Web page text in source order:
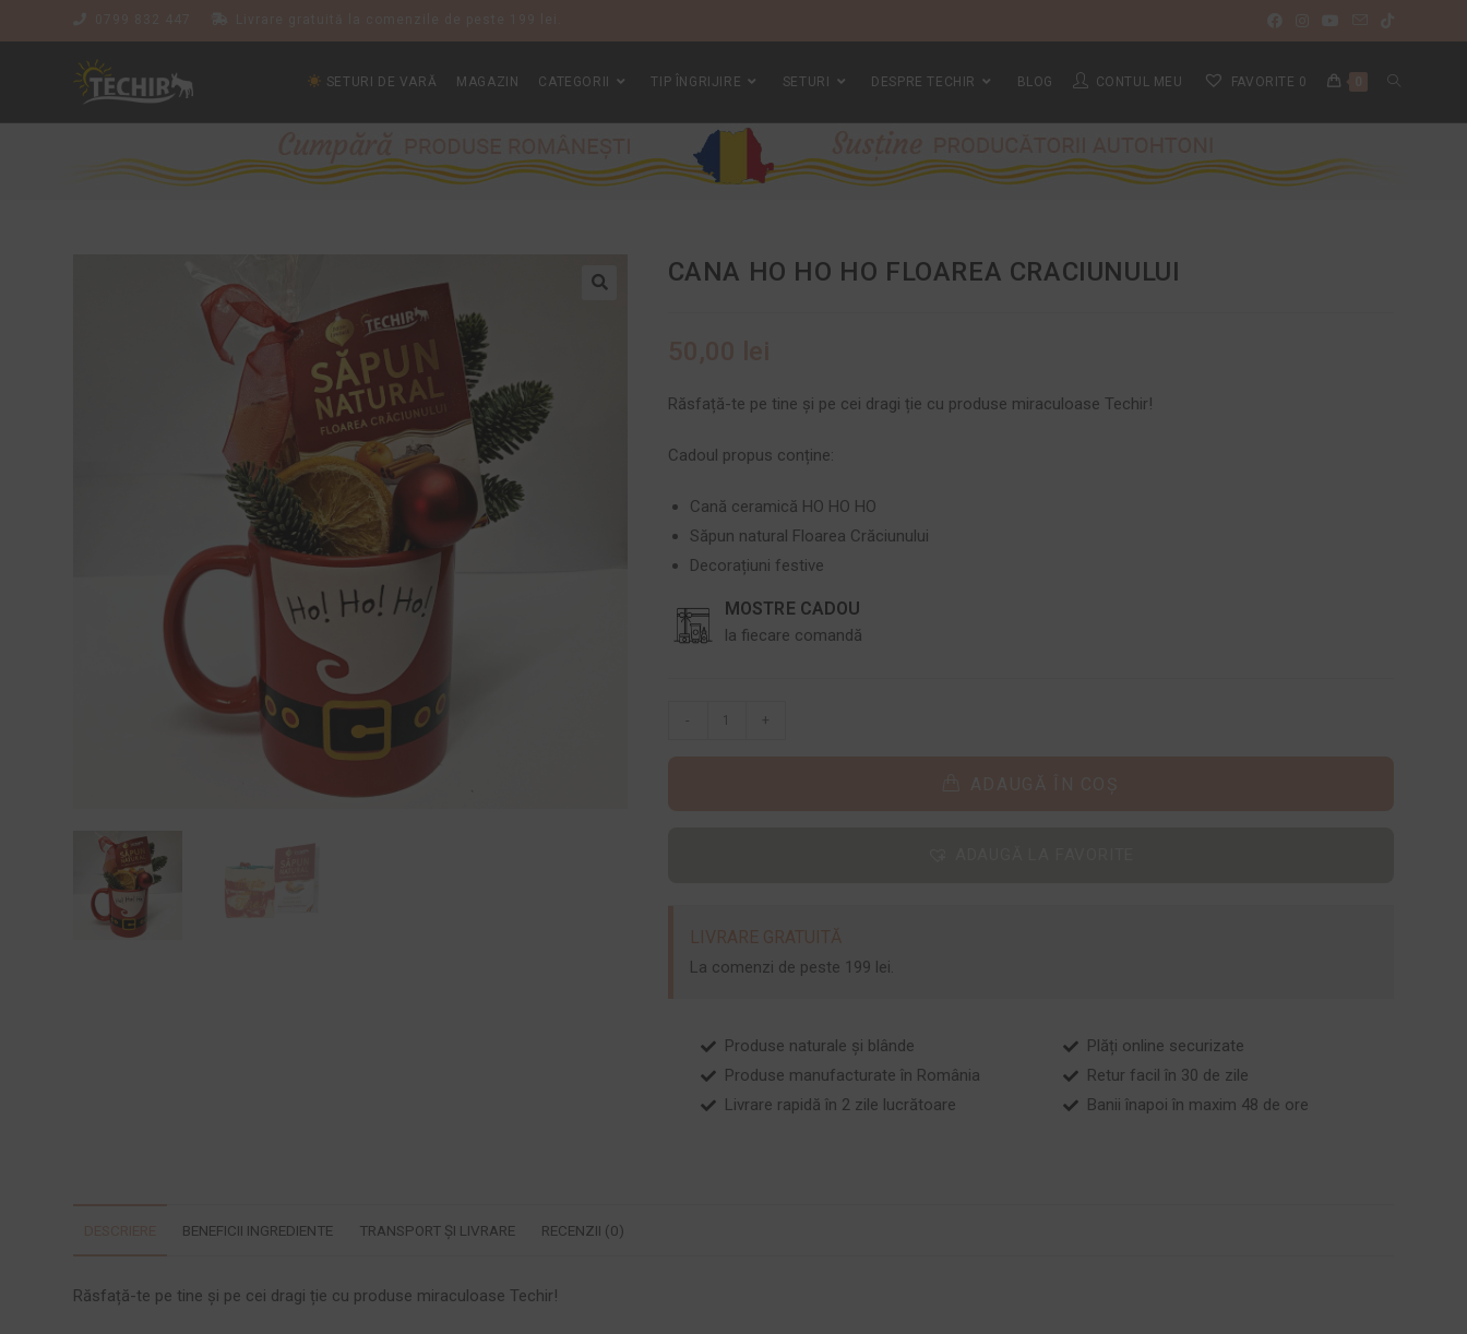
SETURI DE VARĂ MAGAZIN CATEGORII TIP ÎNGRIJIRE SETURI DESPRE TECHIR BLOG CONTUL MEU FAVORITE 0
CANA HO HO HO FLOAREA CRACIUNULUI
Răsfață-te pe tine și pe cei dragi ție cu produse miraculoase Techir!
Cadoul propus conține:
Cană ceramică HO HO HO
Săpun natural Floarea Crăciunului
Decorațiuni festive
MOSTRE CADOU
la fiecare comandă
- +
LIVRARE GRATUITĂ
La comenzi de peste 199 lei.
Produse naturale și blânde
Produse manufacturate în România
Livrare rapidă în 2 zile lucrătoare
Plăți online securizate
Retur facil în 30 de zile
Banii înapoi în maxim 48 de ore
BENEFICII INGREDIENTE TRANSPORT ȘI LIVRARE RECENZII (0)
Răsfață-te pe tine și pe cei dragi ție cu produse miraculoase Techir!